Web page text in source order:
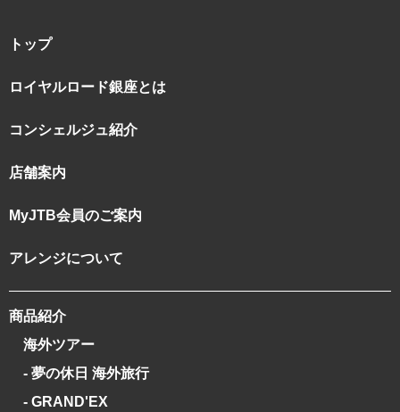
トップ
ロイヤルロード銀座とは
コンシェルジュ紹介
店舗案内
MyJTB会員のご案内
アレンジについて
商品紹介
海外ツアー
- 夢の休日 海外旅行
- GRAND'EX